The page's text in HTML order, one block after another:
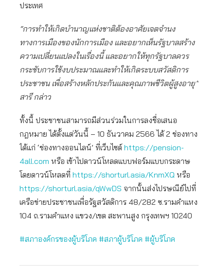
ประเทศ
“การทำให้เกิดบำนาญแห่งชาติต้องอาศัยเจตจำนง
ทางการเมืองของนักการเมือง และอยากเห็นรัฐบาลสร้าง
ความเปลี่ยนแปลงในเรื่องนี้ และอยากให้ทุกรัฐบาลควร
กระชับการใช้งบประมาณและทำให้เกิดระบบสวัสดิการ
ประชาชน เพื่อสร้างหลักประกันและคุณภาพชีวิตผู้สูงอายุ”
สารี กล่าว
ทั้งนี้ ประชาชนสามารถมีส่วนร่วมในการลงชื่อเสนอ
กฎหมาย ได้ตั้งแต่วันนี้ – 10 ธันวาคม 2566 ได้ 2 ช่องทาง
ได้แก่ ‘ช่องทางออนไลน์’ ที่เว็บไซต์ https://pension-
4all.com หรือ เข้าไปดาวน์โหลดแบบฟอร์มแบบกระดาษ
โดยดาวน์โหลดที่ https://shorturl.asia/KnmXQ หรือ
https://shorturl.asia/qWwDS จากนั้นส่งไปรษณีย์ไปที่
เครือข่ายประชาชนเพื่อรัฐสวัสดิการ 48/282 ซ.รามคำแหง
104 ถ.รามคำแหง แขวง/เขต สะพานสูง กรุงเทพฯ 10240
#สภาองค์กรของผู้บริโภค #สภาผู้บริโภค #ผู้บริโภค